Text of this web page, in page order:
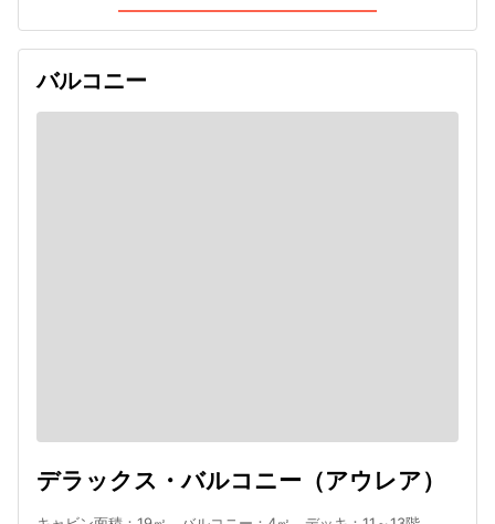
バルコニー
デラックス・バルコニー（アウレア）